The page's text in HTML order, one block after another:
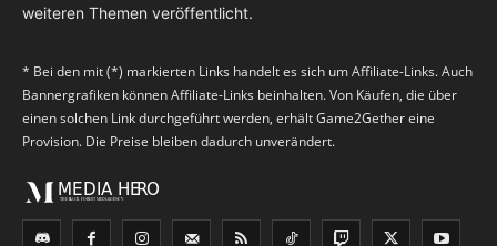
weiteren Themen veröffentlicht.
* Bei den mit (*) markierten Links handelt es sich um Affiliate-Links. Auch
Bannergrafiken können Affiliate-Links beinhalten. Von Käufen, die über
einen solchen Link durchgeführt werden, erhält Game2Gether eine
Provision. Die Preise bleiben dadurch unverändert.